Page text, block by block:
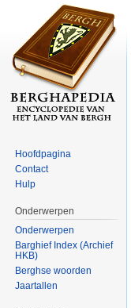
Hoofdpagina
Contact
Hulp
Onderwerpen
Onderwerpen
Barghief Index (Archief
HKB)
Berghse woorden
Jaartallen